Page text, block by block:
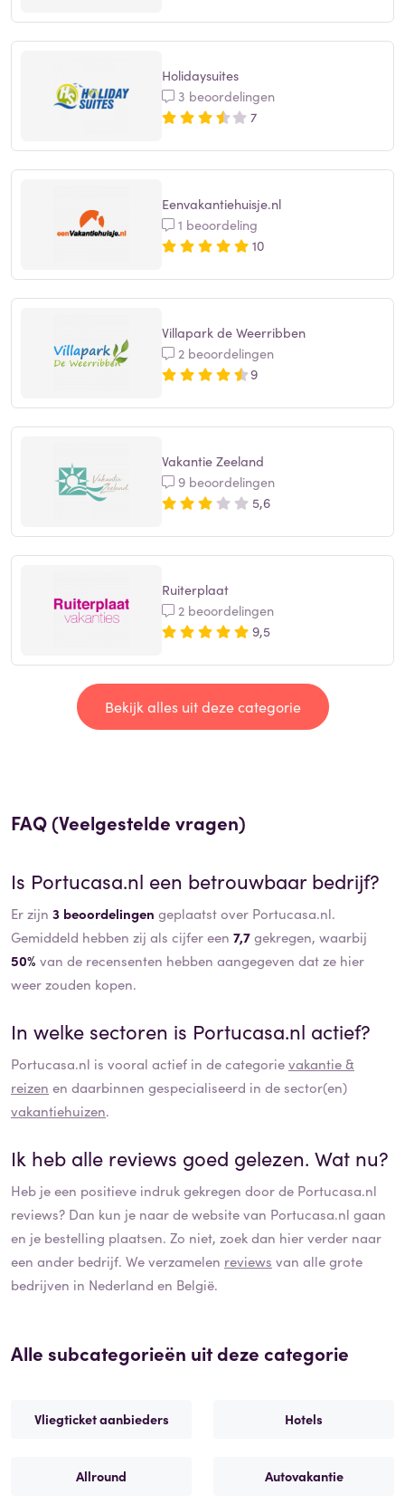
Holidaysuites
3 beoordelingen
7
Eenvakantiehuisje.nl
1 beoordeling
10
Villapark de Weerribben
2 beoordelingen
9
Vakantie Zeeland
9 beoordelingen
5,6
Ruiterplaat
2 beoordelingen
9,5
Bekijk alles uit deze categorie
FAQ (Veelgestelde vragen)
Is Portucasa.nl een betrouwbaar bedrijf?
Er zijn 3 beoordelingen geplaatst over Portucasa.nl.
Gemiddeld hebben zij als cijfer een 7,7gekregen, waarbij
50% van de recensenten hebben aangegeven dat ze hier
weer zouden kopen.
In welke sectoren is Portucasa.nl actief?
Portucasa.nl is vooral actief in de categorievakantie &
reizen en daarbinnen gespecialiseerd in de sector(en)
vakantiehuizen.
Ik heb alle reviews goed gelezen. Wat nu?
Heb je een positieve indruk gekregen door de Portucasa.nl
reviews? Dan kun je naar de website van Portucasa.nl gaan
en je bestelling plaatsen. Zo niet, zoek dan hier verder naar
een ander bedrijf. We verzamelen reviews van alle grote
bedrijven in Nederland en België.
Alle subcategorieën uit deze categorie
Vliegticket aanbieders Hotels
Allround Autovakantie